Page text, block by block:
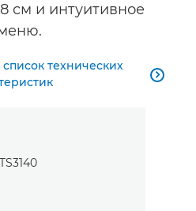
см и интуитивное
технических
